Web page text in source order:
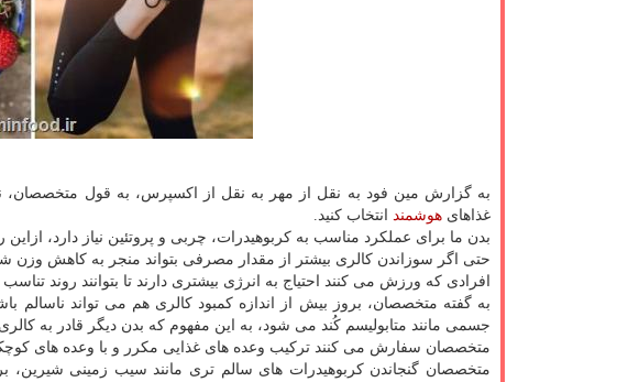
به گزارش مین فود به نقل از مهر به نقل از اکسپرس، به قول متخصصان،
غذاهای هوشمند انتخاب کنید.
بدن ما برای عملکرد مناسب به کربوهیدرات، چربی و پروتئین نیاز دارد،
حتی اگر سوزاندن کالری بیشتر از مقدار مصرفی بتواند منجر به کاهش وزن
افرادی که ورزش می کنند احتیاج به انرژی بیشتری دارند تا بتوانند روند
به گفته متخصصان، بروز بیش از اندازه کمبود کالری هم می تواند
جسمی مانند متابولیسم کُند می شود، به این مفهوم که بدن دیگر قادر به
متخصصان سفارش می کنند ترکیب وعده های غذایی مکرر و با وعده های
متخصصان گنجاندن کربوهیدرات های سالم تری مانند سیب زمینی شیرین،